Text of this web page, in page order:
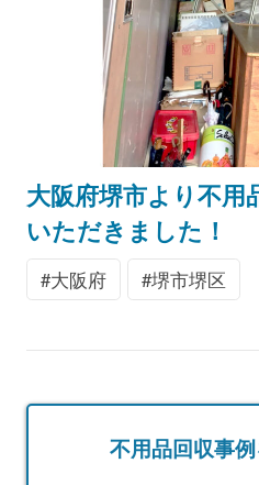
大阪府堺市より不用
いただきました！
大阪府 堺市堺区
不用品回収事